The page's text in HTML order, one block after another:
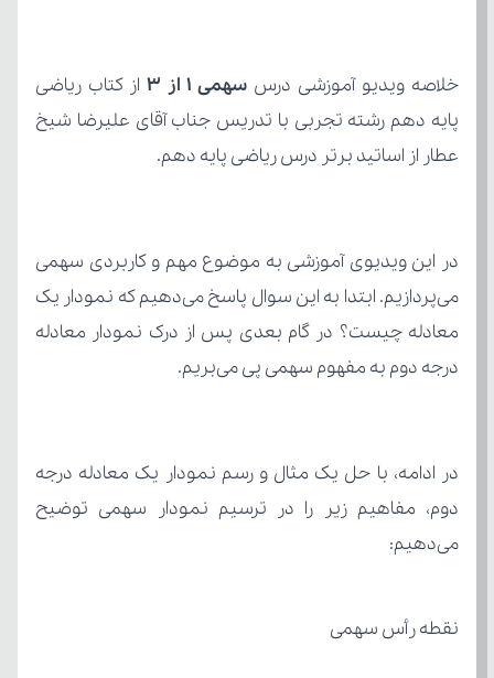
خلاصه ویدیو آموزشی درس سهمی 1 از 3
عطار از اساتید برتر درس ریاضی پایه دهم.
درجه دوم به مفهوم سهمی پی می‌بریم.
می‌دهیم:
نقطه رأس سهمی